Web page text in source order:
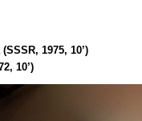
1975, 10’)
10’)